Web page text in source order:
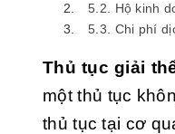
5.2. Hộ kinh
5.3. Chi phí
Thủ tục giải
một thủ tục
thủ tục tại cơ